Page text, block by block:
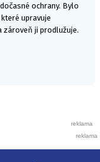
ochrany. Bylo
upravuje
zároveň ji prodlužuje.